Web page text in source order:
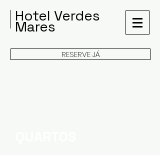
Hotel Verdes
Mares
RESERVE JÁ